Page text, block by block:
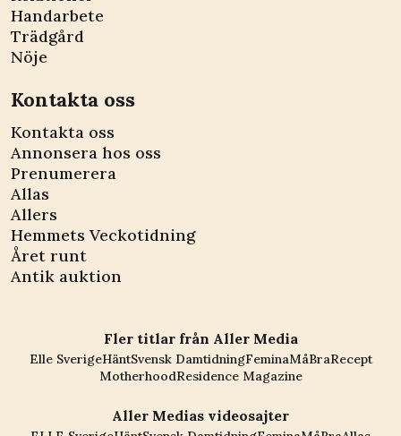
Handarbete
Trädgård
Nöje
Kontakta oss
Kontakta oss
Annonsera hos oss
Prenumerera
Allas
Allers
Hemmets Veckotidning
Året runt
Antik auktion
Fler titlar från Aller Media
Elle SverigeHäntSvensk DamtidningFeminaMåBraRecept
MotherhoodResidence Magazine
Aller Medias videosajter